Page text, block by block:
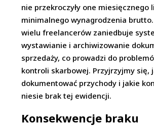
nie przekroczyły one miesięcznego
minimalnego wynagrodzenia
wielu freelancerów zaniedbuje
wystawianie i archiwizowanie
sprzedaży, co prowadzi do
kontroli skarbowej. Przyjrzyjmy się,
dokumentować przychody i jakie
niesie brak tej ewidencji.
Konsekwencje braku